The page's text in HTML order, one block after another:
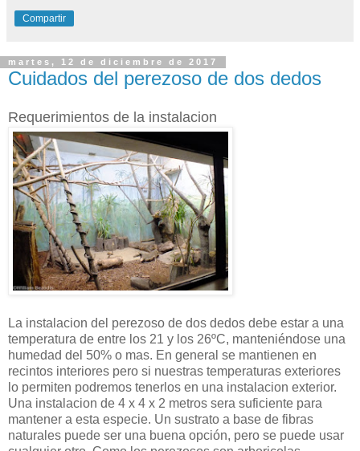
Compartir
martes, 12 de diciembre de 2017
Cuidados del perezoso de dos dedos
Requerimientos de la instalacion
La instalacion del perezoso de dos dedos debe estar a una
temperatura de entre los 21 y los 26ºC, manteniéndose una
humedad del 50% o mas. En general se mantienen en
recintos interiores pero si nuestras temperaturas exteriores
lo permiten podremos tenerlos en una instalacion exterior.
Una instalacion de 4 x 4 x 2 metros sera suficiente para
mantener a esta especie. Un sustrato a base de fibras
naturales puede ser una buena opción, pero se puede usar